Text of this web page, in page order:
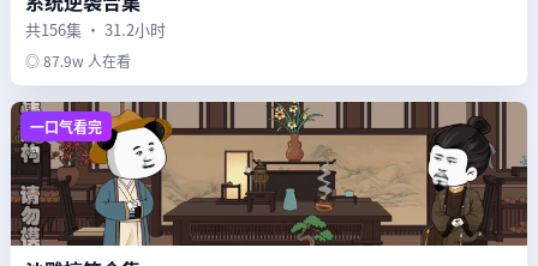
共156集 · 31.2小时
◎ 87.9w 人在看
一口气看完